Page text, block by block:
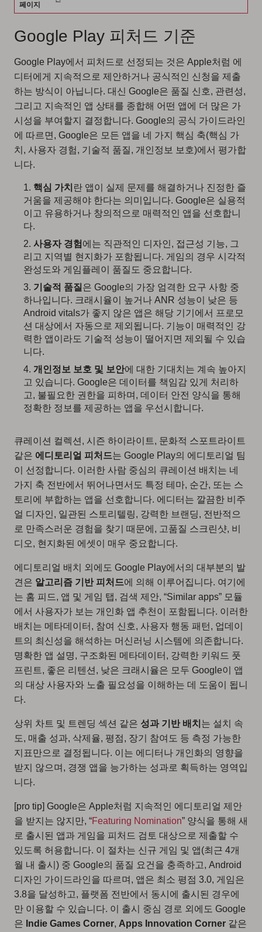
페이지
Google Play 피처드 기준
Google Play에서 피처드로 선정되는 것은 Apple처럼 에
디터에게 지속적으로 제안하거나 공식적인 신청을 제출
하는 방식이 아닙니다. 대신 Google은 품질 신호, 관련성,
그리고 지속적인 앱 상태를 종합해 어떤 앱에 더 많은 가
시성을 부여할지 결정합니다. Google의 공식 가이드라인
에 따르면, Google은 모든 앱을 네 가지 핵심 축(핵심 가
치, 사용자 경험, 기술적 품질, 개인정보 보호)에서 평가합
니다.
핵심 가치 란 앱이 실제 문제를 해결하거나 진정한 즐
거움을 제공해야 한다는 의미입니다. Google은 실용적
이고 유용하거나 창의적으로 매력적인 앱을 선호합니
다.
사용자 경험 에는 직관적인 디자인, 접근성 기능, 그
리고 지역별 현지화가 포함됩니다. 게임의 경우 시각적
완성도와 게임플레이 품질도 중요합니다.
기술적 품질 은 Google의 가장 엄격한 요구 사항 중
하나입니다. 크래시율이 높거나 ANR 성능이 낮은 등
Android vitals가 좋지 않은 앱은 해당 기기에서 프로모
션 대상에서 자동으로 제외됩니다. 기능이 매력적인 강
력한 앱이라도 기술적 성능이 떨어지면 제외될 수 있습
니다.
개인정보 보호 및 보안에 대한 기대치는 계속 높아지
고 있습니다. Google은 데이터를 책임감 있게 처리하
고, 불필요한 권한을 피하며, 데이터 안전 양식을 통해
정확한 정보를 제공하는 앱을 우선시합니다.
큐레이션 컬렉션, 시즌 하이라이트, 문화적 스포트라이트
같은 에디토리얼 피처드는 Google Play의 에디토리얼 팀
이 선정합니다. 이러한 사람 중심의 큐레이션 배치는 네
가지 축 전반에서 뛰어나면서도 특정 테마, 순간, 또는 스
토리에 부합하는 앱을 선호합니다. 에디터는 깔끔한 비주
얼 디자인, 일관된 스토리텔링, 강력한 브랜딩, 전반적으
로 만족스러운 경험을 찾기 때문에, 고품질 스크린샷, 비
디오, 현지화된 에셋이 매우 중요합니다.
에디토리얼 배치 외에도 Google Play에서의 대부분의 발
견은 알고리즘 기반 피처드에 의해 이루어집니다. 여기에
는 홈 피드, 앱 및 게임 탭, 검색 제안, “Similar apps” 모듈
에서 사용자가 보는 개인화 앱 추천이 포함됩니다. 이러한
배치는 메타데이터, 참여 신호, 사용자 행동 패턴, 업데이
트의 최신성을 해석하는 머신러닝 시스템에 의존합니다.
명확한 앱 설명, 구조화된 메타데이터, 강력한 키워드 풋
프린트, 좋은 리텐션, 낮은 크래시율은 모두 Google이 앱
의 대상 사용자와 노출 필요성을 이해하는 데 도움이 됩니
다.
상위 차트 및 트렌딩 섹션 같은 성과 기반 배치 는 설치 속
도, 매출 성과, 삭제율, 평점, 장기 참여도 등 측정 가능한
지표만으로 결정됩니다. 이는 에디터나 개인화의 영향을
받지 않으며, 경쟁 앱을 능가하는 성과로 획득하는 영역입
니다.
[pro tip] Google은 Apple처럼 지속적인 에디토리얼 제안
을 받지는 않지만, “Featuring Nomination” 양식을 통해 새
로 출시된 앱과 게임을 피처드 검토 대상으로 제출할 수
있도록 허용합니다. 이 절차는 신규 게임 및 앱(최근 4개
월 내 출시) 중 Google의 품질 요건을 충족하고, Android
디자인 가이드라인을 따르며, 앱은 최소 평점 3.0, 게임은
3.8을 달성하고, 플랫폼 전반에서 동시에 출시된 경우에
만 이용할 수 있습니다. 이 출시 중심 경로 외에도 Google
은 Indie Games Corner, Apps Innovation Corner 같은